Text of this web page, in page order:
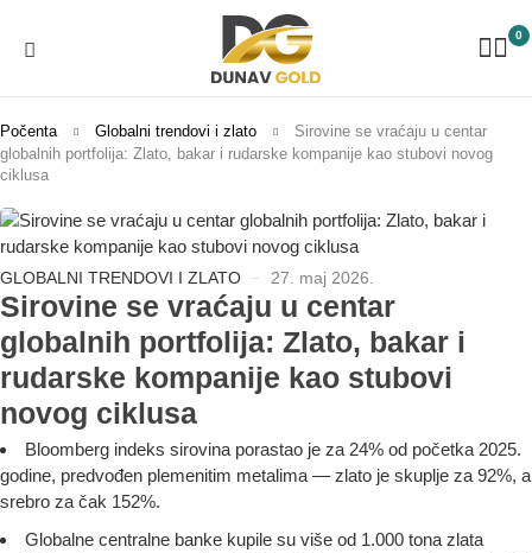
0
Počenta Globalni trendovi i zlato
Sirovine se vraćaju u centar
globalnih portfolija: Zlato, bakar i rudarske kompanije kao stubovi novog
ciklusa
GLOBALNI TRENDOVI I ZLATO 27. maj 2026.
Sirovine se vraćaju u centar
globalnih portfolija: Zlato, bakar i
rudarske kompanije kao stubovi
novog ciklusa
Bloomberg indeks sirovina porastao je za 24% od početka 2025.
godine, predvođen plemenitim metalima — zlato je skuplje za 92%, a
srebro za čak 152%.
Globalne centralne banke kupile su više od 1.000 tona zlata